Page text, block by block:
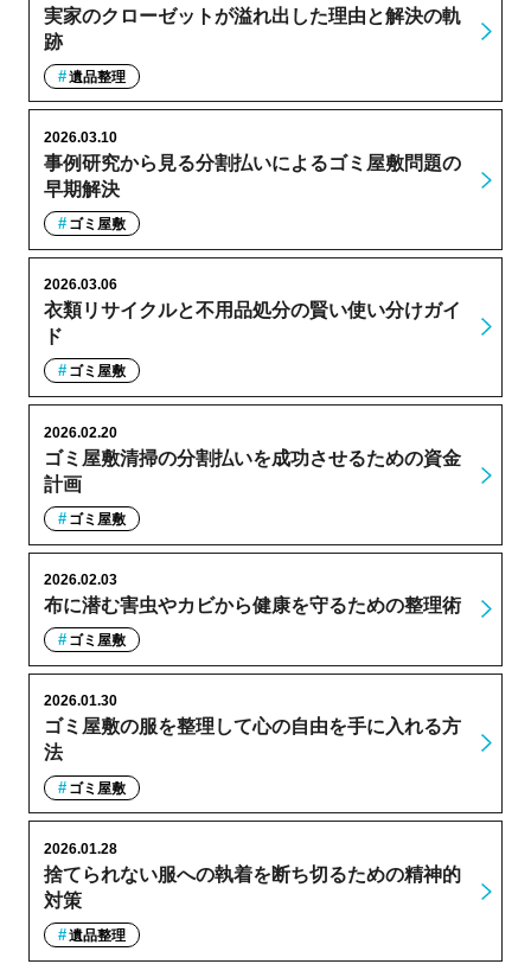
実家のクローゼットが溢れ出した理由と解決の軌
跡
遺品整理
事例研究から見る分割払いによるゴミ屋敷問題の
早期解決
2026.03.10
ゴミ屋敷
衣類リサイクルと不用品処分の賢い使い分けガイ
ド
2026.03.06
ゴミ屋敷
ゴミ屋敷清掃の分割払いを成功させるための資金
計画
2026.02.20
ゴミ屋敷
布に潜む害虫やカビから健康を守るための整理術
2026.02.03
ゴミ屋敷
ゴミ屋敷の服を整理して心の自由を手に入れる方
法
2026.01.30
ゴミ屋敷
捨てられない服への執着を断ち切るための精神的
対策
2026.01.28
遺品整理